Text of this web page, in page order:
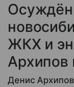
ЖКХ и
Архипов
Денис